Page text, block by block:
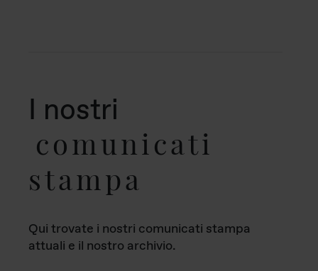
I nostri
comunicati
stampa
Qui trovate i nostri comunicati stampa
attuali e il nostro archivio.